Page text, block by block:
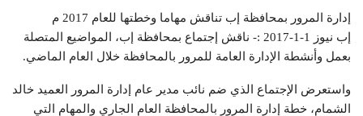
إدارة المرور بمحافظة إب تناقش مهاما وخطتها للعام 2017 م
إب نيوز 1-1-2017 :- ناقش إجتماع بمحافظة إب، المواضيع المتصلة
بعمل وأنشطة الإدارة العامة للمرور بالمحافظة خلال العام الماضي.
واستعرض الإجتماع الذي ضم نائب مدير عام إدارة المرور العميد خالد
الشمام، خطة إدارة المرور بالمحافظة العام الجاري والمهام التي